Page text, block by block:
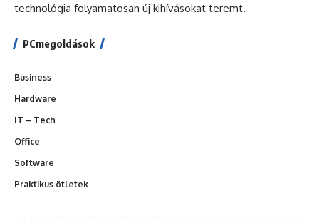
technológia folyamatosan új kihívásokat teremt.
PCmegoldások
Business
Hardware
IT – Tech
Office
Software
Praktikus ötletek